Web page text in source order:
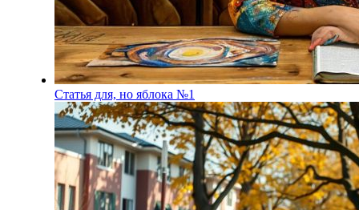
Статья для, но яблока №1